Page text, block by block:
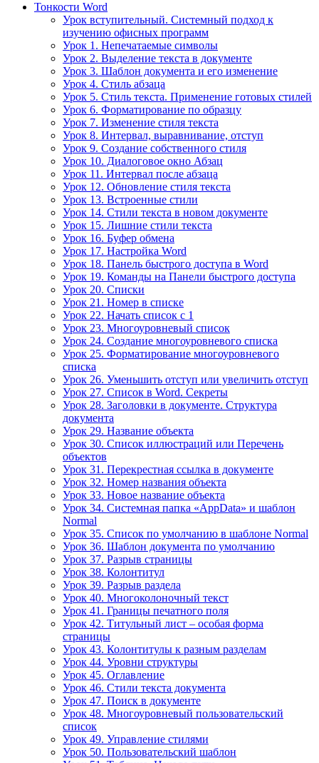
Тонкости Word
Урок вступительный. Системный подход к
изучению офисных программ
Урок 1. Непечатаемые символы
Урок 2. Выделение текста в документе
Урок 3. Шаблон документа и его изменение
Урок 4. Стиль абзаца
Урок 5. Стиль текста. Применение готовых стилей
Урок 6. Форматирование по образцу
Урок 7. Изменение стиля текста
Урок 8. Интервал, выравнивание, отступ
Урок 9. Создание собственного стиля
Урок 10. Диалоговое окно Абзац
Урок 11. Интервал после абзаца
Урок 12. Обновление стиля текста
Урок 13. Встроенные стили
Урок 14. Стили текста в новом документе
Урок 15. Лишние стили текста
Урок 16. Буфер обмена
Урок 17. Настройка Word
Урок 18. Панель быстрого доступа в Word
Урок 19. Команды на Панели быстрого доступа
Урок 20. Списки
Урок 21. Номер в списке
Урок 22. Начать список с 1
Урок 23. Многоуровневый список
Урок 24. Создание многоуровневого списка
Урок 25. Форматирование многоуровневого
списка
Урок 26. Уменьшить отступ или увеличить отступ
Урок 27. Список в Word. Секреты
Урок 28. Заголовки в документе. Структура
документа
Урок 29. Название объекта
Урок 30. Список иллюстраций или Перечень
объектов
Урок 31. Перекрестная ссылка в документе
Урок 32. Номер названия объекта
Урок 33. Новое название объекта
Урок 34. Системная папка «AppData» и шаблон
Normal
Урок 35. Список по умолчанию в шаблоне Normal
Урок 36. Шаблон документа по умолчанию
Урок 37. Разрыв страницы
Урок 38. Колонтитул
Урок 39. Разрыв раздела
Урок 40. Многоколоночный текст
Урок 41. Границы печатного поля
Урок 42. Титульный лист – особая форма
страницы
Урок 43. Колонтитулы к разным разделам
Урок 44. Уровни структуры
Урок 45. Оглавление
Урок 46. Стили текста документа
Урок 47. Поиск в документе
Урок 48. Многоуровневый пользовательский
список
Урок 49. Управление стилями
Урок 50. Пользовательский шаблон